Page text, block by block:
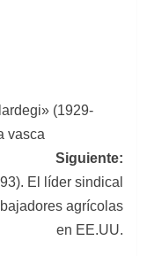
(1929-
vasca
Siguiente:
El líder sindical
agrícolas
en EE.UU.